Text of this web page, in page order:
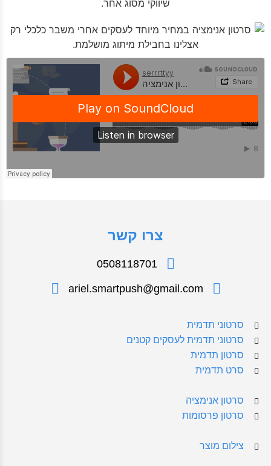
צרו קשר
0508118701
ariel.smartpush@gmail.com
סרטוני תדמית
סרטוני תדמית לעסקים קטנים
סרטון תדמית
סרט תדמית
סרטון אנימציה
סרטון פרסומות
צילום מוצר